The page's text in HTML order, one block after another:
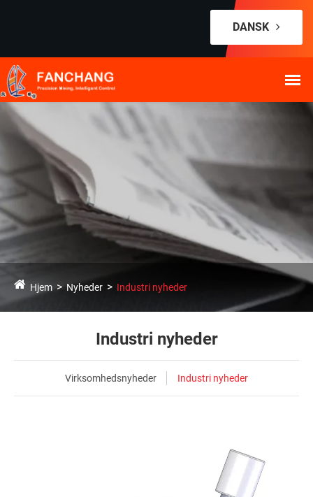
DANSK
Hjem Nyheder Industri nyheder
Industri nyheder
Virksomhedsnyheder Industri nyheder